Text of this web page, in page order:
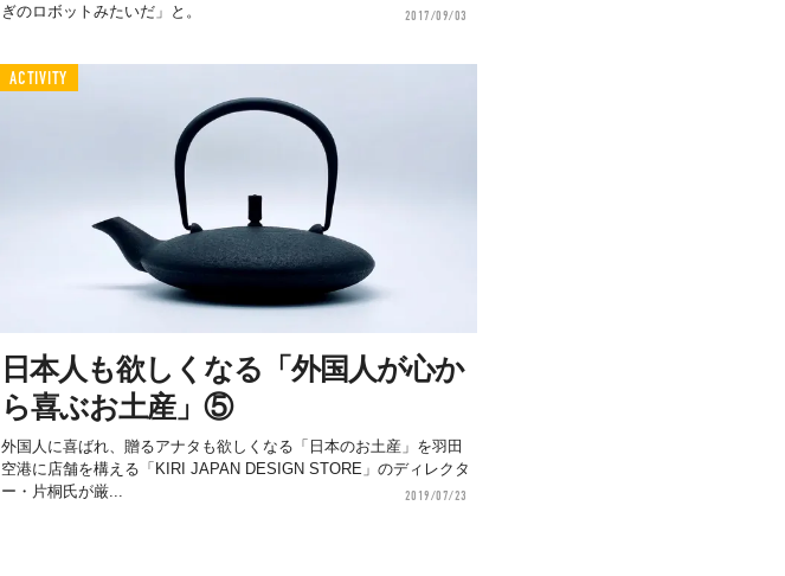
ぎのロボットみたいだ」と。
2017/09/03
ACTIVITY
日本人も欲しくなる「外国人が心か
ら喜ぶお土産」⑤
外国人に喜ばれ、贈るアナタも欲しくなる「日本のお土産」を羽田
空港に店舗を構える「KIRI JAPAN DESIGN STORE」のディレクタ
ー・片桐氏が厳...
2019/07/23